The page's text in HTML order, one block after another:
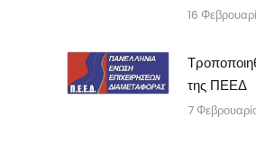
16
της ΠΕΕΔ
7